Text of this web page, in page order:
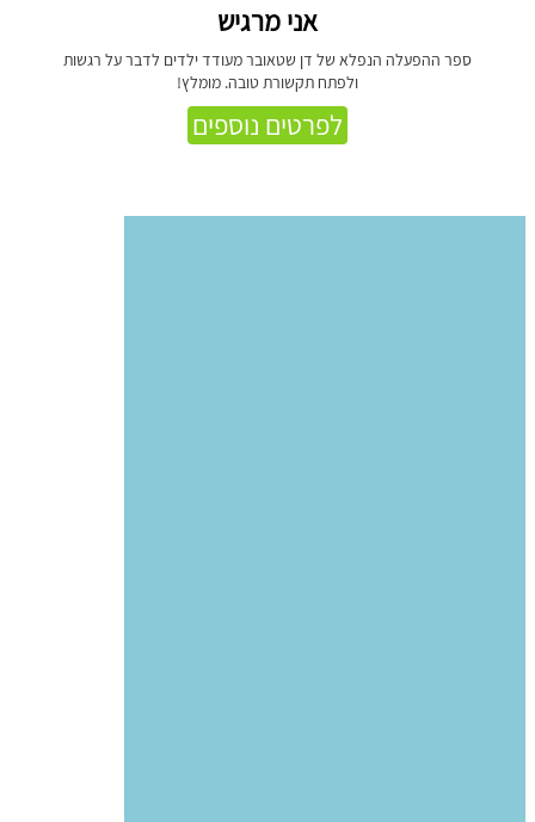
אני מרגיש
ספר ההפעלה הנפלא של דן שטאובר מעודד ילדים לדבר על רגשות
ולפתח תקשורת טובה. מומלץ!
לפרטים נוספים